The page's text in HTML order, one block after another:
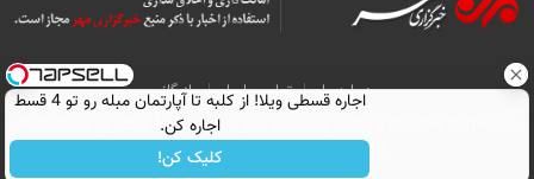
درباره ما تماس با ما
بازرگانی
All Content by Mehr News Agency is licensed under a Creative Commons
Attribution 4.0 International License.
اجاره‌ قسطی ویلا! از کلبه تا آپارتمان مبله رو تو 4 قسط
اجاره کن.
کلیک کن!